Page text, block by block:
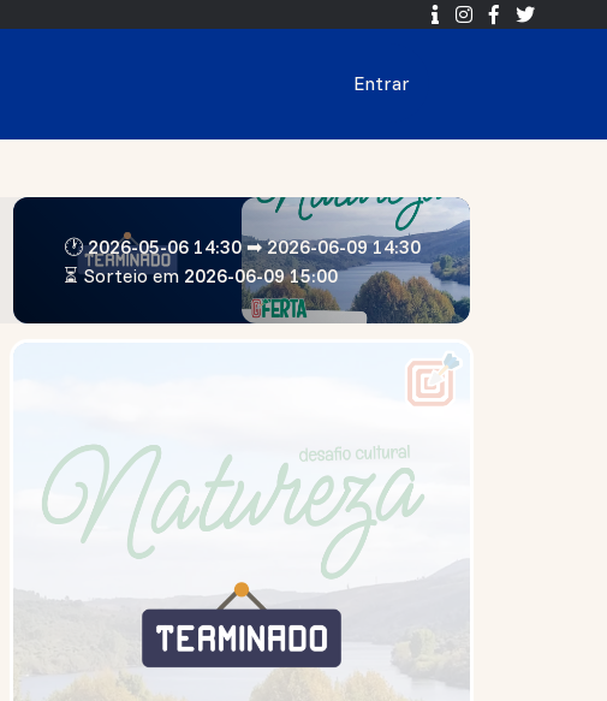
Entrar
🕐 2026-05-06 14:30 ➡ 2026-06-09 14:30
⏳ Sorteio em 2026-06-09 15:00